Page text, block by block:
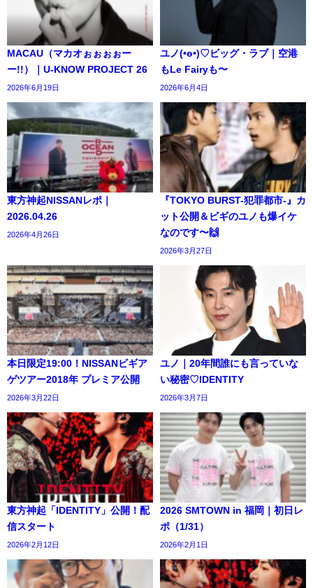
MACAU（マカオぉぉぉぉー
ー!!）｜U-KNOW PROJECT 26
2026年6月19日
ユノ(•ө•)♡ビッグ・ラブ｜空港
もLe Fairyも〜
2026年6月4日
東方神起NISSANレポ｜
2026.04.26
2026年4月26日
『TOKYO BURST-犯罪都市-』カ
ット公開＆ビギのユノも爆イケ
なのです〜🙌
2026年3月27日
本日限定19:00！NISSANビギア
ゲツアー2018年 プレミア公開
2026年3月22日
ユノ｜20年間誰にも言っていな
い秘密♡IDENTITY
2026年3月7日
東方神起「IDENTITY」公開！配
信スタート
2026年2月12日
2026 SMTOWN in 福岡｜初日レ
ポ（1/31）
2026年2月1日